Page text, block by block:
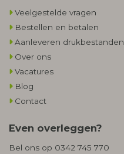
Veelgestelde vragen
Bestellen en betalen
Aanleveren drukbestanden
Over ons
Vacatures
Blog
Contact
Even overleggen?
Bel ons op 0342 745 770